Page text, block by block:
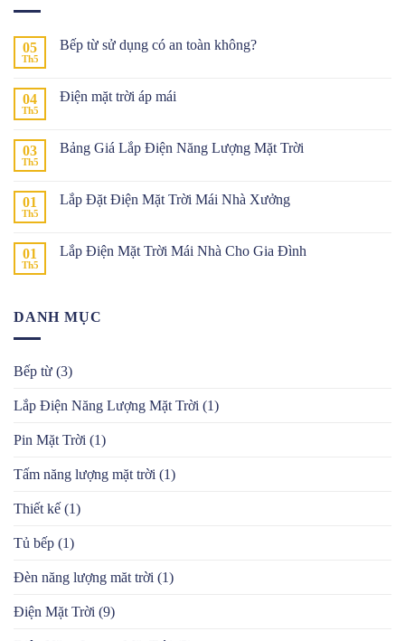
05
Th5
Bếp từ sử dụng có an toàn không?
luận
sử
dụng
toàn
không?
04
Th5
Điện mặt trời áp mái
luận
trời
áp
03
Th5
Bảng Giá Lắp Điện Năng Lượng Mặt Trời
luận
Lắp
Điện
01
Th5
Lắp Đặt Điện Mặt Trời Mái Nhà Xưởng
luận
Mặt
Trời
01
Th5
Lắp Điện Mặt Trời Mái Nhà Cho Gia Đình
ở
Mái
Cho
Gia
DANH MỤC
Bếp từ (3)
Lắp Điện Năng Lượng Mặt Trời (1)
Pin Mặt Trời (1)
Tấm năng lượng mặt trời (1)
Thiết kế (1)
Tủ bếp (1)
Đèn năng lượng măt trời (1)
Điện Mặt Trời (9)